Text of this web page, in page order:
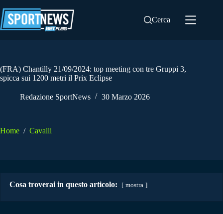
al
contenuto
Cerca
(FRA) Chantilly 21/09/2024: top meeting con tre Gruppi 3,
spicca sui 1200 metri il Prix Eclipse
Redazione SportNews 30 Marzo 2026
Home / Cavalli
Cosa troverai in questo articolo: mostra